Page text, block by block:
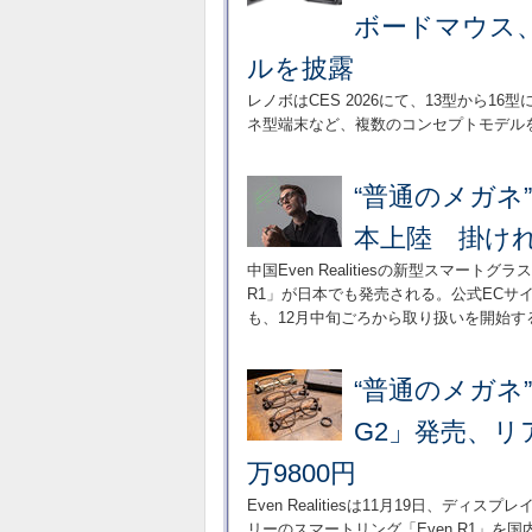
ボードマウス
ルを披露
レノボはCES 2026にて、13型から16型
ネ型端末など、複数のコンセプトモデル
“普通のメガ
本上陸 掛けれ
中国Even Realitiesの新型スマートグラ
R1」が日本でも発売される。公式ECサ
も、12月中旬ごろから取り扱いを開始す
“普通のメガ
G2」発売、
万9800円
Even Realitiesは11月19日、ディスプレ